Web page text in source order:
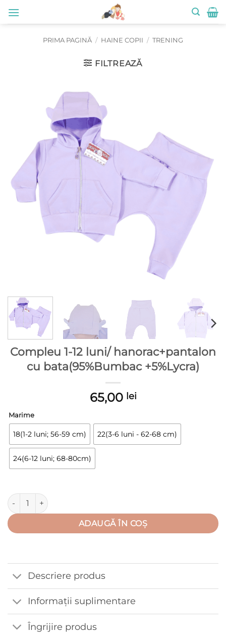
PRIMA PAGINĂ / HAINE COPII / TRENING
FILTREAZĂ
Compleu 1-12 luni/ hanorac+pantalon
cu bata(95%Bumbac +5%Lycra)
65,00 lei
Marime
18(1-2 luni; 56-59 cm) 22(3-6 luni - 62-68 cm)
24(6-12 luni; 68-80cm)
Cantitate Compleu 1-12 luni/ hanorac+pantalon cu
ADAUGĂ ÎN COȘ
Descriere produs
Informații suplimentare
Îngrijire produs